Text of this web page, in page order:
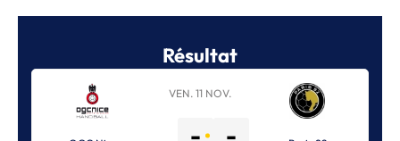
Résultat
VEN. 11 NOV.
- -